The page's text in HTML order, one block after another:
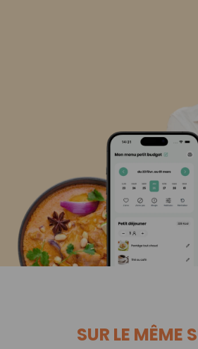
SUR LE MÊME